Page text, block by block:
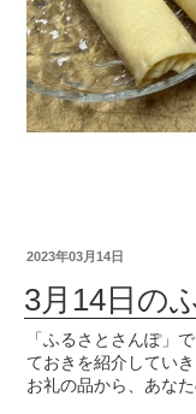
2023年03月14日
3月14日の
「ふるさとさんぽ」
ておきを紹介していき
お礼の品から、あな